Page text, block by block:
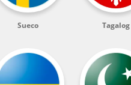
Sueco Tagalog